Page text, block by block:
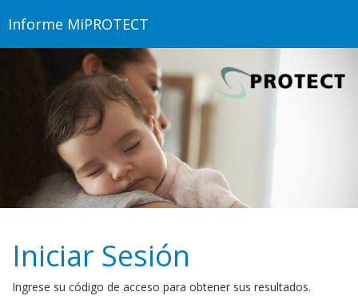
Informe MiPROTECT
Iniciar Sesión
Ingrese su código de acceso para obtener sus resultados.